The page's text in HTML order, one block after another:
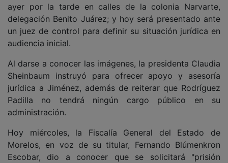
ayer por la tarde en calles de la colonia Narvarte,
delegación Benito Juárez; y hoy será presentado ante
un juez de control para definir su situación jurídica en
audiencia inicial.
Al darse a conocer las imágenes, la presidenta Claudia
Sheinbaum instruyó para ofrecer apoyo y asesoría
jurídica a Jiménez, además de reiterar que Rodríguez
Padilla no tendrá ningún cargo público en su
administración.
Hoy miércoles, la Fiscalía General del Estado de
Morelos, en voz de su titular, Fernando Blúmenkron
Escobar, dio a conocer que se solicitará "prisión